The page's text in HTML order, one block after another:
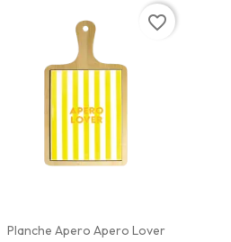
Planche Apero Apero Lover
favorite_border